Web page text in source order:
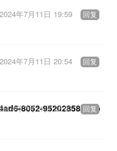
2024年7月11日 19:59 回复
2024年7月11日 20:54 回复
8052-9520285837db
2024年7月11日 22:03 回复